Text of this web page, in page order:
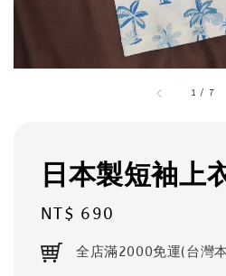
1 / 7
日本製短袖上
Regular
price
NT$ 690
全店滿2000免運(台灣